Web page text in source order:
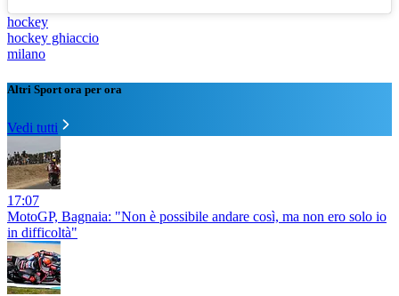
hockey
hockey ghiaccio
milano
Altri Sport ora per ora
Vedi tutti
17:07
MotoGP, Bagnaia: "Non è possibile andare così, ma non ero solo io
in difficoltà"